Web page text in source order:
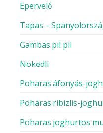
Epervelő
Tapas –
Gambas pil pil
Nokedli
Poharas áfonyás-
Poharas ribizlis-
Poharas joghurtos